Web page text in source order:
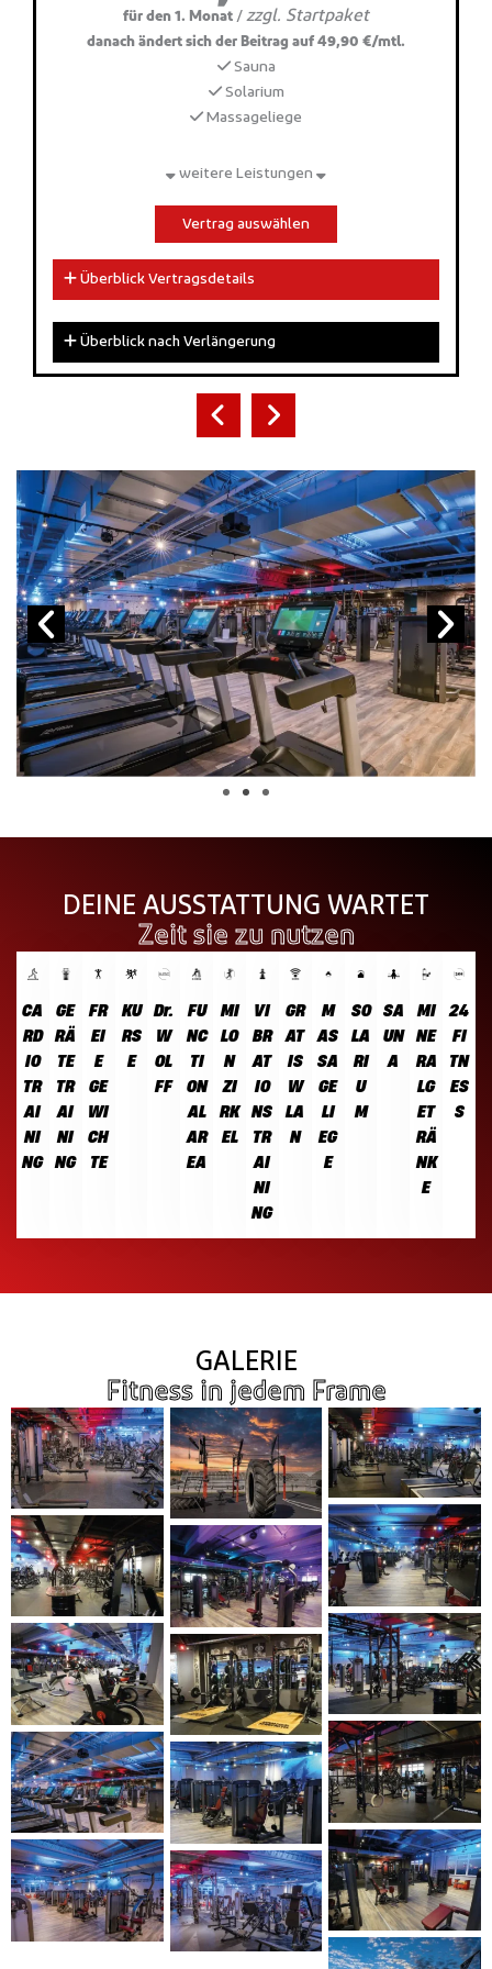
für den 1. Monat / zzgl. Startpaket
danach ändert sich der Beitrag auf 49,90 €/mtl.
Sauna
Solarium
Massageliege
weitere Leistungen
Vertrag auswählen
Überblick Vertragsdetails
Überblick nach Verlängerung
DEINE AUSSTATTUNG WARTET
Zeit sie zu nutzen
CA
RD
IO
TR
AI
NI
NG
GE
RÄ
TE
TR
AI
NI
NG
FR
EI
E
GE
WI
CH
TE
KU
RS
E
Dr.
W
OL
FF
FU
NC
TI
ON
AL
AR
EA
MI
LO
N
ZI
RK
EL
VI
BR
AT
IO
NS
TR
AI
NI
NG
GR
AT
IS
W
LA
N
M
AS
SA
GE
LI
EG
E
SO
LA
RI
U
M
SA
UN
A
MI
NE
RA
LG
ET
RÄ
NK
E
24
FI
TN
ES
S
GALERIE
Fitness in jedem Frame